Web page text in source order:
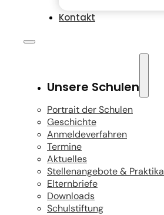
Kontakt
Unsere Schulen
Portrait der Schulen
Geschichte
Anmeldeverfahren
Termine
Aktuelles
Stellenangebote & Praktika
Elternbriefe
Downloads
Schulstiftung